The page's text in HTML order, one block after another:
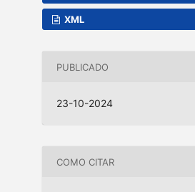
XML
PUBLICADO
23-10-2024
COMO CITAR